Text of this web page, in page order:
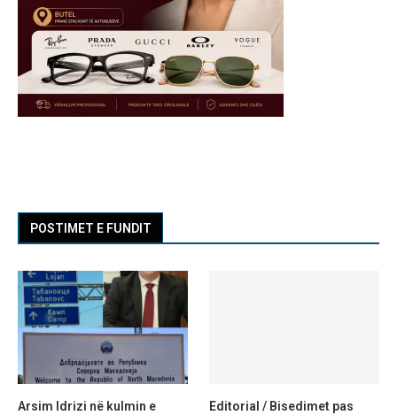
POSTIMET E FUNDIT
Arsim Idrizi në kulmin e
Editorial / Bisedimet pas